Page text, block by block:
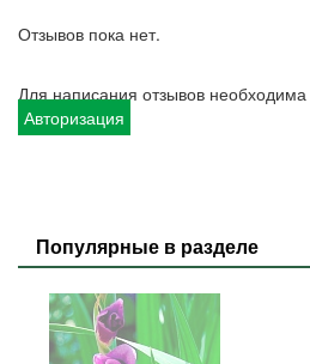
Отзывов пока нет.
Для написания отзывов необходима
Авторизация
Популярные в разделе